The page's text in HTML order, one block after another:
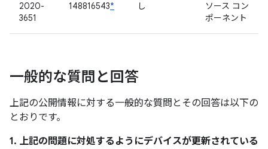
2020-
3651
148816543* し
ソース コン
ポーネント
一般的な質問と回答
上記の公開情報に対する一般的な質問とその回答は以下の
とおりです。
1. 上記の問題に対処するようにデバイスが更新されている